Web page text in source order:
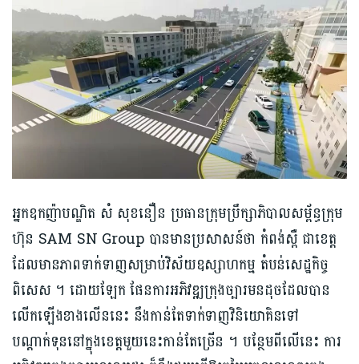
អ្នកឧកញ៉ាបណ្ឌិត​ សំ សុខនឿន ប្រធានក្រុមប្រឹក្សាភិបាលសម្ព័ន្ធក្រុម
ហ៊ុន SAM SN Group បានមានប្រសាសន៍ថា​ កំពង់ស្ពឺ ជាខេត្ត
ដែលមានភាពទាក់ទាញសម្រាប់វិស័យឧស្សាហកម្ម តំបន់សេដ្ឋកិច្ច
ពិសេស ។ ដោយឡែក ផែនការ​អភិវឌ្ឍ​ក្រុងច្បារមនដុចដែលបាន
លើកឡើងខាងលើននេះ ​នឹ​ងកាន់តែទាក់ទាញ​វិនិយោគិន​ទៅ
បណ្ដាក់ទុននៅក្នុងខេត្តមួយនេះកាន់តែច្រើន ។ បន្ថែមពីលើនេះ ការ